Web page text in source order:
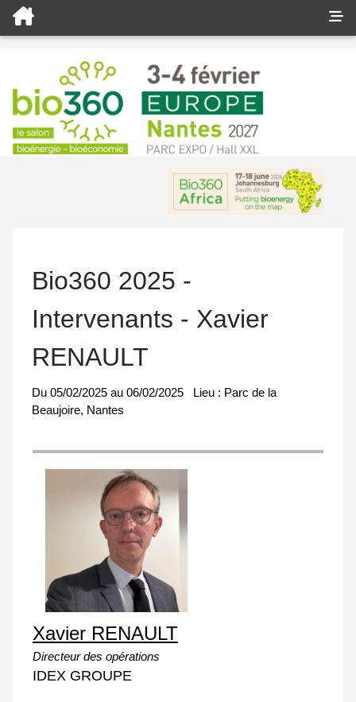
Bio360 2025 -
Intervenants - Xavier
RENAULT
Du 05/02/2025 au 06/02/2025 Lieu : Parc de la
Beaujoire, Nantes
Xavier RENAULT
Directeur des opérations
IDEX GROUPE